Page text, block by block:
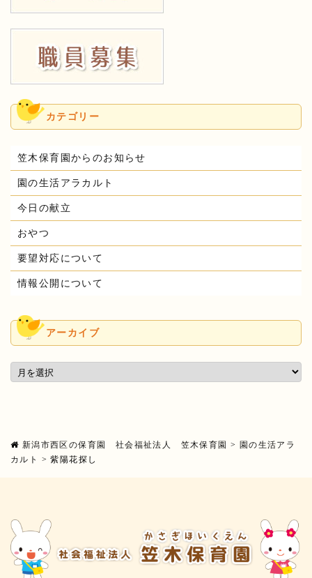
カテゴリー
笠木保育園からのお知らせ
園の生活アラカルト
今日の献立
おやつ
要望対応について
情報公開について
アーカイブ
新潟市西区の保育園 社会福祉法人 笠木保育園 >
園の生活アラ
カルト
>紫陽花探し